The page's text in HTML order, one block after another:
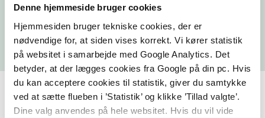
Denne hjemmeside bruger cookies
Hjemmesiden bruger tekniske cookies, der er
nødvendige for, at siden vises korrekt. Vi kører statistik
på websitet i samarbejde med Google Analytics. Det
betyder, at der lægges cookies fra Google på din pc. Hvis
du kan acceptere cookies til statistik, giver du samtykke
ved at sætte flueben i ’Statistik’ og klikke ’Tillad valgte’.
Dine valg anvendes på hele websitet. Hvis du vil vide
Kirken